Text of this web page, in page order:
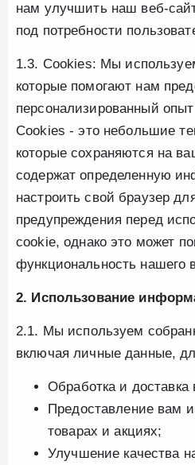
нам улучшить наш веб-
под потребности
1.3. Cookies: Мы
которые помогают нам
персонализированный
Cookies - это небольшие
которые сохраняются на
содержат определенную
настроить свой браузер
предупреждения перед
cookie, однако это может
функциональность нашего
2. Использование
2.1. Мы используем
включая личные данные,
Обработка и доставка
Предоставление вам
товарах и акциях;
Улучшение качества